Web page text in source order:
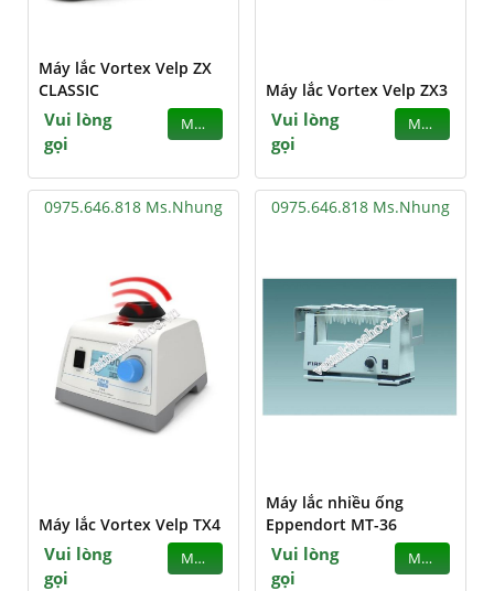
Máy lắc Vortex Velp ZX
CLASSIC
Vui lòng
gọi
MUA
Máy lắc Vortex Velp ZX3
Vui lòng
gọi
MUA
0975.646.818 Ms.Nhung
Máy lắc Vortex Velp TX4
Vui lòng
gọi
MUA
0975.646.818 Ms.Nhung
Máy lắc nhiều ống
Eppendort MT-36
Vui lòng
gọi
MUA